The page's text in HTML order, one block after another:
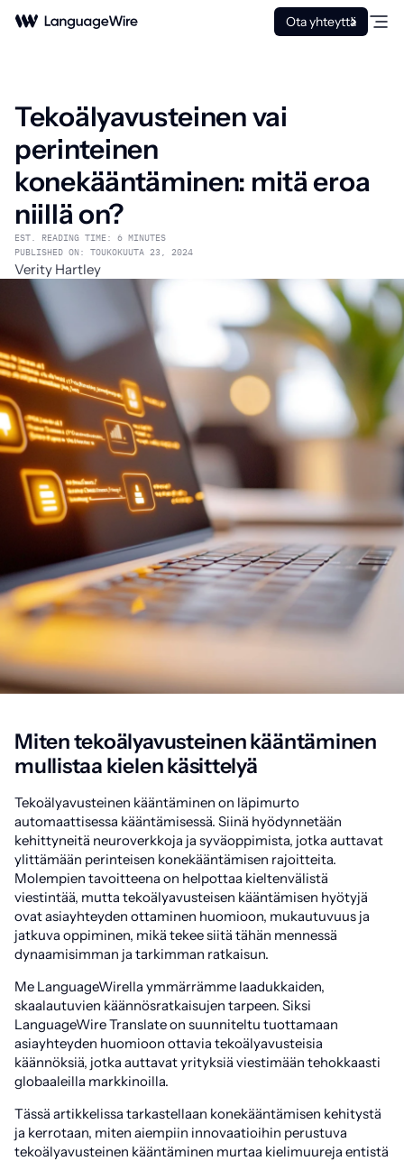
Ota yhteyttä
Tekoälyavusteinen vai
perinteinen
konekääntäminen: mitä eroa
niillä on?
EST. READING TIME: 6 MINUTES
PUBLISHED ON: TOUKOKUUTA 23, 2024
Verity Hartley
Miten tekoälyavusteinen kääntäminen
mullistaa kielen käsittelyä
Tekoälyavusteinen kääntäminen on läpimurto
automaattisessa kääntämisessä. Siinä hyödynnetään
kehittyneitä neuroverkkoja ja syväoppimista, jotka auttavat
ylittämään perinteisen konekääntämisen rajoitteita.
Molempien tavoitteena on helpottaa kieltenvälistä
viestintää, mutta tekoälyavusteisen kääntämisen hyötyjä
ovat asiayhteyden ottaminen huomioon, mukautuvuus ja
jatkuva oppiminen, mikä tekee siitä tähän mennessä
dynaamisimman ja tarkimman ratkaisun.
Me LanguageWirella ymmärrämme laadukkaiden,
skaalautuvien käännösratkaisujen tarpeen. Siksi
LanguageWire Translate on suunniteltu tuottamaan
asiayhteyden huomioon ottavia tekoälyavusteisia
käännöksiä, jotka auttavat yrityksiä viestimään tehokkaasti
globaaleilla markkinoilla.
Tässä artikkelissa tarkastellaan konekääntämisen kehitystä
ja kerrotaan, miten aiempiin innovaatioihin perustuva
tekoälyavusteinen kääntäminen murtaa kielimuureja entistä